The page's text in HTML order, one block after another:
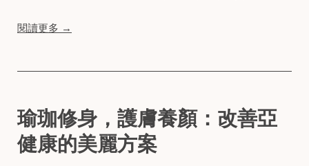
閱讀更多 →
瑜珈修身，護膚養顏：改善亞
健康的美麗方案